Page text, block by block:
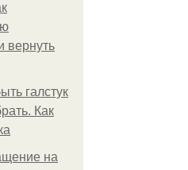
вернуть
галстук
Как
на